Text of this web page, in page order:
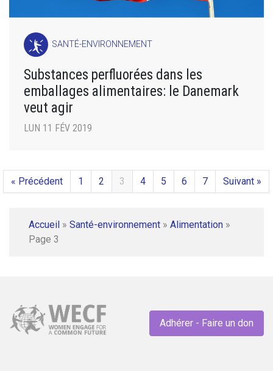
SANTÉ-ENVIRONNEMENT
Substances perfluorées dans les
emballages alimentaires: le Danemark
veut agir
LUN 11 FÉV 2019
« Précédent 1 2 3 4 5 6 7 Suivant »
Accueil » Santé-environnement » Alimentation »
Page 3
Adhérer - Faire un don